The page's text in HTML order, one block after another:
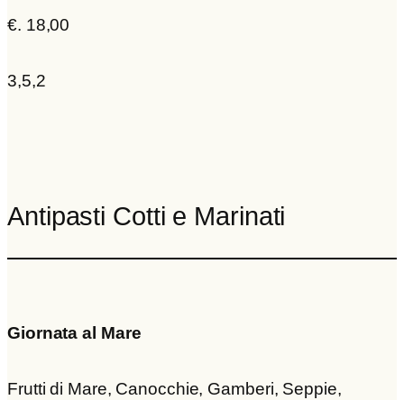
€. 18,00
3,5,2
Antipasti Cotti e Marinati
Giornata al Mare
Frutti di Mare, Canocchie, Gamberi, Seppie,